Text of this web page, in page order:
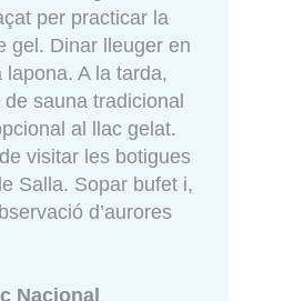
per practicar la
gel. Dinar lleuger en
lapona. A la tarda,
sauna tradicional
al llac gelat.
visitar les botigues
Salla. Sopar bufet i,
d’aurores
Nacional